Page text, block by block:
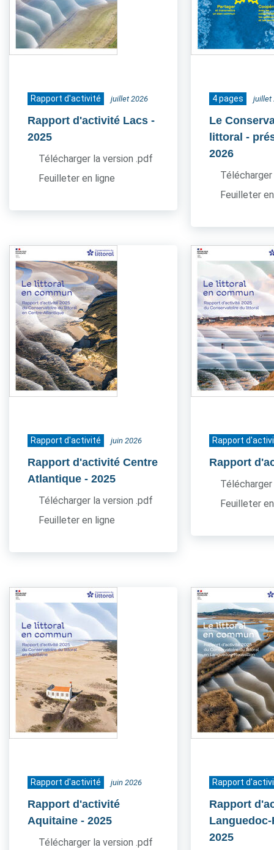
Rapport d'activité juillet 2026
Rapport d'activité Lacs -
2025
Télécharger la version .pdf
Feuilleter en ligne
4 pages juillet
Le
littoral -
2026
Feuilleter
Rapport d'activité juin 2026
Rapport d'activité Centre
Atlantique - 2025
Télécharger la version .pdf
Feuilleter en ligne
Rapport
Rapport
Feuilleter
Rapport d'activité juin 2026
Rapport d'activité
Aquitaine - 2025
Télécharger la version .pdf
Rapport
Rapport
2025